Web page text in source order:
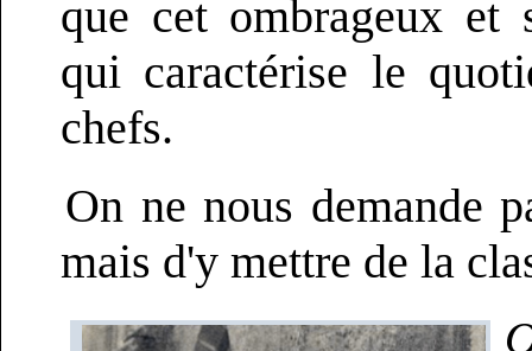
que cet ombrageux et
qui caractérise le
chefs.
On ne nous demande
mais d'y mettre de la